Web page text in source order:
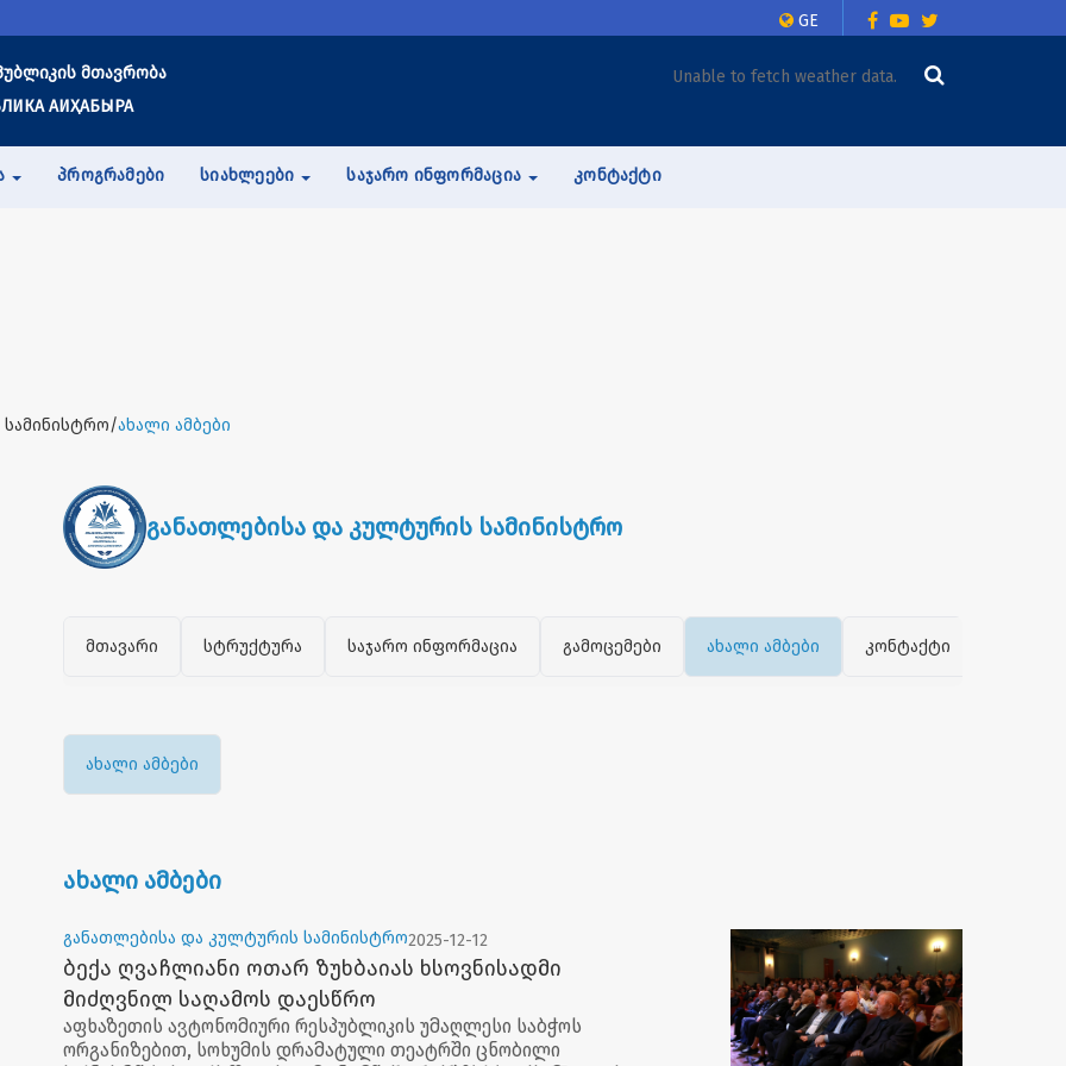
GE
მთავრობა
АИҲАБЫРА
Unable to fetch weather data.
ᲞᲠᲝᲒᲠᲐᲛᲔᲑᲘ ᲡᲘᲐᲮᲚᲔᲔᲑᲘ ᲡᲐᲯᲐᲠᲝ ᲘᲜᲤᲝᲠᲛᲐᲪᲘᲐ ᲙᲝᲜᲢᲐᲥᲢᲘ
ახალი ამბები
განათლებისა და კულტურის სამინისტრო
მთავარი სტრუქტურა საჯარო ინფორმაცია გამოცემები ახალი ამბები კონტაქტი
ახალი ამბები
ახალი ამბები
განათლებისა და კულტურის სამინისტრო2025-12-12
ბექა ღვაჩლიანი ოთარ ზუხბაიას ხსოვნისადმი
მიძღვნილ საღამოს დაესწრო
აფხაზეთის ავტონომიური რესპუბლიკის უმაღლესი საბჭოს
ორგანიზებით, სოხუმის დრამატული თეატრში ცნობილი